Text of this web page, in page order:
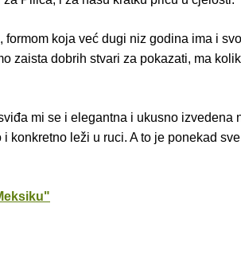
formom koja već dugi niz godina ima i
zaista dobrih stvari za pokazati, ma
mi se i elegantna i ukusno izvedena
konkretno leži u ruci. A to je ponekad